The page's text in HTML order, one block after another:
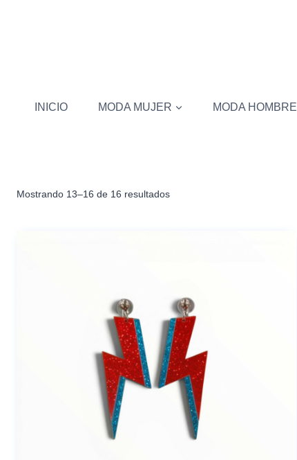
INICIO MODA MUJER MODA HOMBRE
Mostrando 13–16 de 16 resultados